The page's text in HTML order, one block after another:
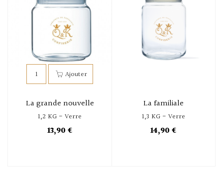
La grande nouvelle
1,2 KG - Verre
13,90 €
La familiale
1,3 KG - Verre
14,90 €